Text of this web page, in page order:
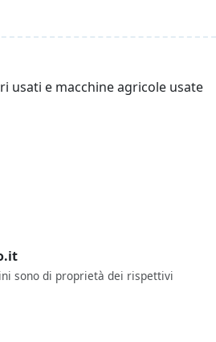
usati e macchine agricole usate
sono di proprietà dei rispettivi